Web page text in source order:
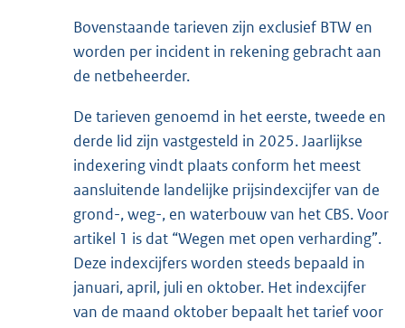
Bovenstaande tarieven zijn exclusief BTW en
worden per incident in rekening gebracht aan
de netbeheerder.
De tarieven genoemd in het eerste, tweede en
derde lid zijn vastgesteld in 2025. Jaarlijkse
indexering vindt plaats conform het meest
aansluitende landelijke prijsindexcijfer van de
grond-, weg-, en waterbouw van het CBS. Voor
artikel 1 is dat “Wegen met open verharding”.
Deze indexcijfers worden steeds bepaald in
januari, april, juli en oktober. Het indexcijfer
van de maand oktober bepaalt het tarief voor